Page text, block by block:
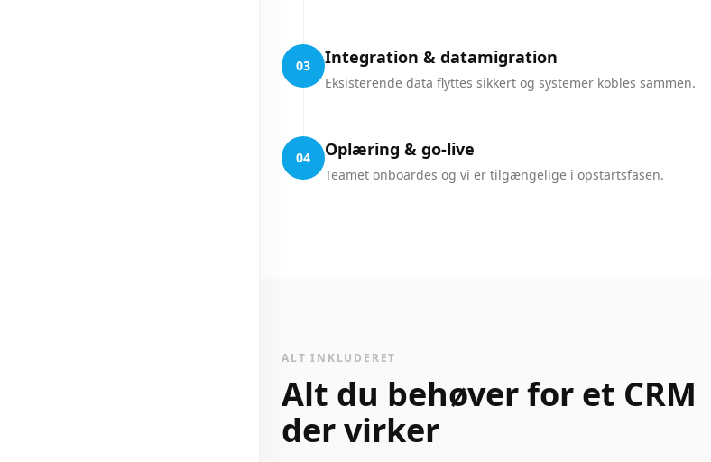
03 Integration & datamigration
Eksisterende data flyttes sikkert og systemer kobles sammen.
04 Oplæring & go-live
Teamet onboardes og vi er tilgængelige i opstartsfasen.
ALT INKLUDERET
Alt du behøver for et CRM
der virker